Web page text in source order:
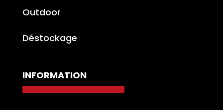
Outdoor
Déstockage
INFORMATION